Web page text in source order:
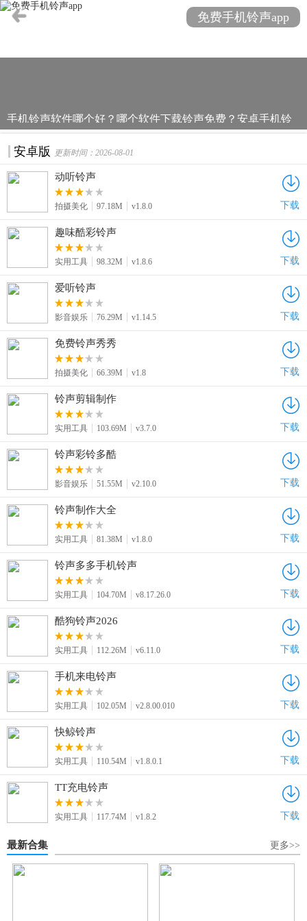
手机铃声软件哪个好？哪个软件下载铃声免费？安卓手机铃
app，拥有各种类型的海量铃声任你选，还可以diy个性铃声。
不止来电铃声，还有简单的短信铃声也可以设置，操作简单
好上手，感兴趣的就快来挑选下载体验吧！
免费手机铃声app
安卓版 更新时间：2026-08-01
动听铃声
拍摄美化 97.18M v1.8.0 下载
趣味酷彩铃声
实用工具 98.32M v1.8.6 下载
爱听铃声
影音娱乐 76.29M v1.14.5 下载
免费铃声秀秀
拍摄美化 66.39M v1.8 下载
铃声剪辑制作
实用工具 103.69M v3.7.0 下载
铃声彩铃多酷
影音娱乐 51.55M v2.10.0 下载
铃声制作大全
实用工具 81.38M v1.8.0 下载
铃声多多手机铃声
实用工具 104.70M v8.17.26.0 下载
酷狗铃声2026
实用工具 112.26M v6.11.0 下载
手机来电铃声
实用工具 102.05M v2.8.00.010 下载
快鲸铃声
实用工具 110.54M v1.8.0.1 下载
TT充电铃声
实用工具 117.74M v1.8.2 下载
最新合集 更多>>